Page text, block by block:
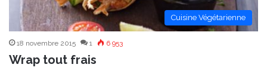
Cuisine Végétarienne
18 novembre 2015 1 6 953
Wrap tout frais